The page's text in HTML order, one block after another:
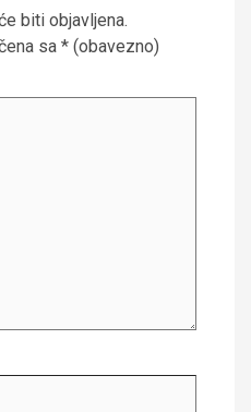
biti objavljena.
sa * (obavezno)